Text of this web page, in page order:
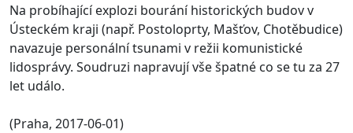
Na probíhající explozi bourání historických budov v
Ústeckém kraji (např. Postoloprty, Mašťov, Chotěbudice)
navazuje personální tsunami v režii komunistické
lidosprávy. Soudruzi napravují vše špatné co se tu za 27
let událo.
(Praha, 2017-06-01)